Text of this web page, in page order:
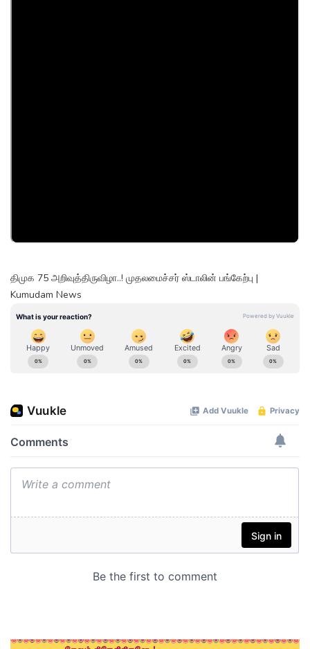
திமுக 75 அறிவுத்திருவிழா..! முதலமைச்சர் ஸ்டாலின் பங்கேற்பு |
Kumudam News